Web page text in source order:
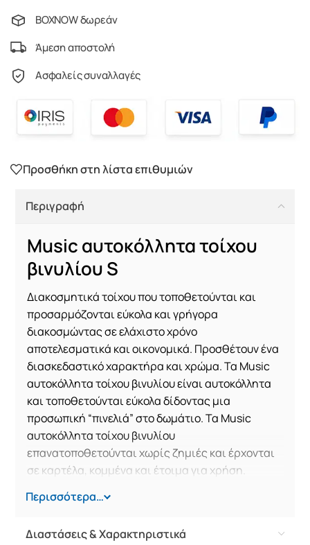
BOXNOW δωρεάν
Άμεση αποστολή
Ασφαλείς συναλλαγές
Προσθήκη στη λίστα επιθυμιών
Περιγραφή
Music αυτοκόλλητα τοίχου
βινυλίου S
Διακοσμητικά τοίχου που τοποθετούνται και
προσαρμόζονται εύκολα και γρήγορα
διακοσμώντας σε ελάχιστο χρόνο
αποτελεσματικά και οικονομικά. Προσθέτουν ένα
διασκεδαστικό χαρακτήρα και χρώμα. Τα Music
αυτοκόλλητα τοίχου βινυλίου είναι αυτοκόλλητα
και τοποθετούνται εύκολα δίδοντας μια
προσωπική “πινελιά” στοδωμάτιο.Τα Music
αυτοκόλλητα τοίχου βινυλίου
επανατοποθετούνται χωρίς ζημιές και έρχονται
σε καρτέλα, κομμένα και έτοιμα για χρήση.
• Διακοσμητικά αυτοκόλλητα τοίχου σε μέγεθος
• Κατασκευασμένα από βινύλιο χωρίς φθάλιο ή
Περισσότερα…
Διαστάσεις & Χαρακτηριστικά